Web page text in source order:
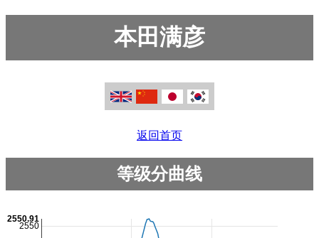
本田满彦
返回首页
等级分曲线
2550
2550.91